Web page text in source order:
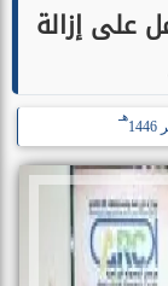
على إزالة
هـ